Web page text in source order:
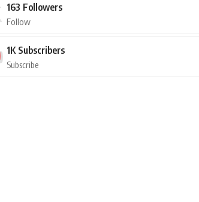
163 Followers
Follow
1K Subscribers
Subscribe